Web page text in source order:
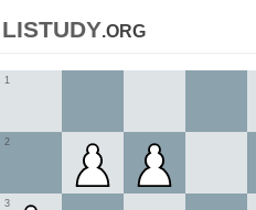
listudy.org
1
2
3